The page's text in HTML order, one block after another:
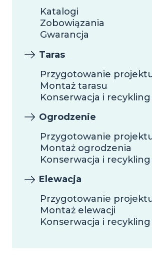
Katalogi
Zobowiązania
Gwarancja
Taras
Przygotowanie
Montaż tarasu
Konserwacja i recykling
Ogrodzenie
Przygotowanie
Montaż ogrodzenia
Konserwacja i recykling
Elewacja
Przygotowanie
Montaż elewacji
Konserwacja i recykling